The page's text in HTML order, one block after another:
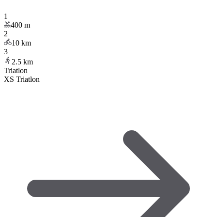
1
400 m
2
10 km
3
2.5 km
Triatlon
XS Triatlon